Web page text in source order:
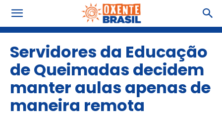
Servidores da Educação
de Queimadas decidem
manter aulas apenas de
maneira remota